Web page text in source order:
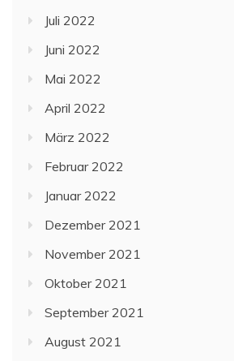
Juli 2022
Juni 2022
Mai 2022
April 2022
März 2022
Februar 2022
Januar 2022
Dezember 2021
November 2021
Oktober 2021
September 2021
August 2021